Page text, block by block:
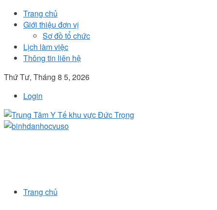
Trang chủ
Giới thiệu đơn vị
Sơ đồ tổ chức
Lịch làm việc
Thông tin liên hệ
Thứ Tư, Tháng 8 5, 2026
Login
Trang chủ